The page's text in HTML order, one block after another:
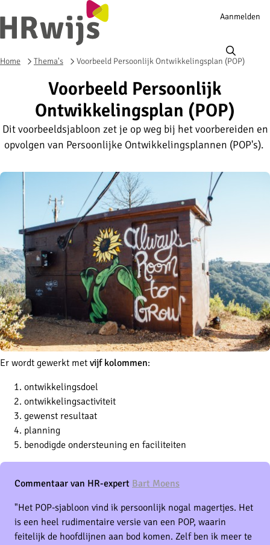
Account
Aanmelden
Home Thema's Voorbeeld Persoonlijk Ontwikkelingsplan (POP)
Voorbeeld Persoonlijk
Ontwikkelingsplan (POP)
Dit voorbeeldsjabloon zet je op weg bij het voorbereiden en
opvolgen van Persoonlijke Ontwikkelingsplannen (POP's).
Er wordt gewerkt met vijf kolommen:
ontwikkelingsdoel
ontwikkelingsactiviteit
gewenst resultaat
planning
benodigde ondersteuning en faciliteiten
Commentaar van HR-expert Bart Moens
"Het POP-sjabloon vind ik persoonlijk nogal magertjes. Het
is een heel rudimentaire versie van een POP, waarin
feitelijk de hoofdlijnen aan bod komen. Zelf ben ik meer te